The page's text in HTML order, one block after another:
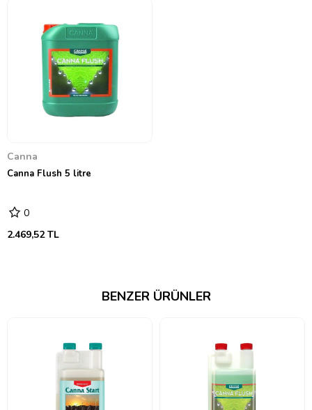
Canna
Canna Flush 5 litre
0
2.469,52 TL
BENZER ÜRÜNLER